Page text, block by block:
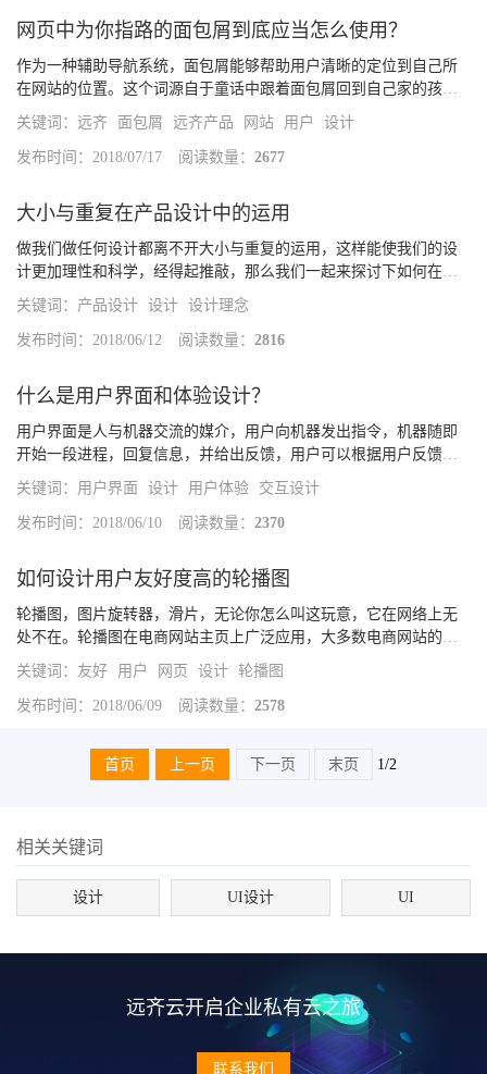
网页中为你指路的面包屑到底应当怎么使用？
作为一种辅助导航系统，面包屑能够帮助用户清晰的定位到自己所
在网站的位置。这个词源自于童话中跟着面包屑回到自己家的孩
子，而网页中的面包屑也是帮助用户找到自己位置的UI控件。面包
屑通过路径展示告知用户他们所处的位置，而今天的这篇文章将会
探讨一个可...
关键词： 远齐 面包屑 远齐产品 网站 用户 设计
发布时间：2018/07/17 阅读数量： 2677
大小与重复在产品设计中的运用
做我们做任何设计都离不开大小与重复的运用，这样能使我们的设
计更加理性和科学，经得起推敲，那么我们一起来探讨下如何在产
品设计中运用这一方法为什么大的物体更吸引眼球如上图所示，a球
会比右边b球更吸引我们去阅读，大的物体视觉重量会比较大，我们
眼球的...
关键词： 产品设计 设计 设计理念
发布时间：2018/06/12 阅读数量： 2816
什么是用户界面和体验设计？
用户界面是人与机器交流的媒介，用户向机器发出指令，机器随即
开始一段进程，回复信息，并给出反馈，用户可以根据用户反馈进
行下一步操作的决策。体验设计注重产品的全局架构和功能，以及
用户使用感受
关键词： 用户界面 设计 用户体验 交互设计
发布时间：2018/06/10 阅读数量： 2370
如何设计用户友好度高的轮播图
轮播图，图片旋转器，滑片，无论你怎么叫这玩意，它在网络上无
处不在。轮播图在电商网站主页上广泛应用，大多数电商网站的主
页上都有它：但轮播图对用户真的有意义吗？或者它只是设计者用
来偷懒，将内容一股脑塞进去的工具呢？不论将这个问题抛向谁，
他们都会...
关键词： 友好 用户 网页 设计 轮播图
发布时间：2018/06/09 阅读数量： 2578
首页 上一页 下一页 末页 1/2
相关关键词
设计 UI设计 UI
远齐云开启企业私有云之旅
联系我们